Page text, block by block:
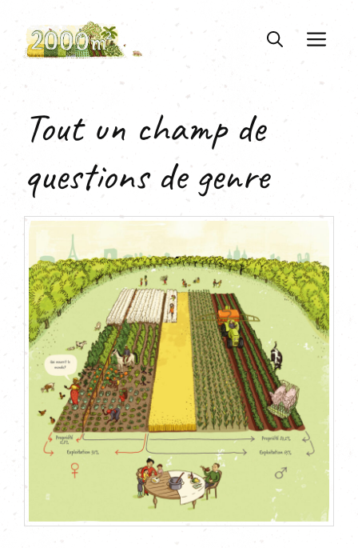
contenu
Tout un champ de
questions de genre